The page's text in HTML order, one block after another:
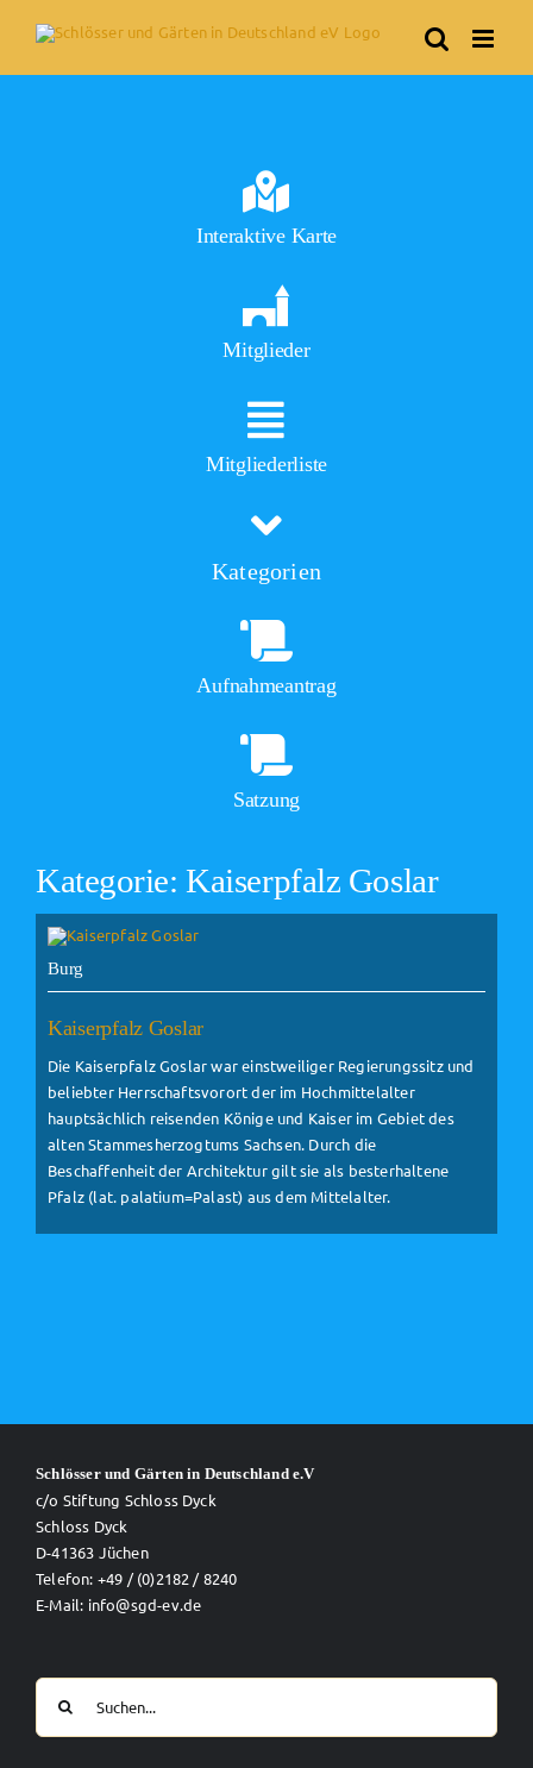
Interaktive Karte
Mitglieder
Mitgliederliste
Kategorien
Aufnahmeantrag
Satzung
Kategorie: Kaiserpfalz Goslar
Burg
Kaiserpfalz Goslar
Die Kaiserpfalz Goslar war einstweiliger Regierungssitz und
beliebter Herrschaftsvorort der im Hochmittelalter
hauptsächlich reisenden Könige und Kaiser im Gebiet des
alten Stammesherzogtums Sachsen. Durch die
Beschaffenheit der Architektur gilt sie als besterhaltene
Pfalz (lat. palatium=Palast) aus dem Mittelalter.
Schlösser und Gärten in Deutschland e.V
c/o Stiftung Schloss Dyck
Schloss Dyck
D-41363 Jüchen
Telefon: +49 / (0)2182 / 8240
E-Mail: info@sgd-ev.de
Suche
nach: